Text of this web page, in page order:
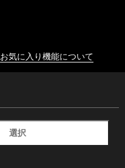
お気に入り機能について
選択